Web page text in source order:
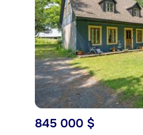
845 000 $